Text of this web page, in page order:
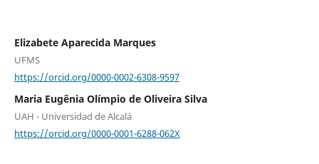
Elizabete Aparecida Marques
UFMS
https://orcid.org/0000-0002-6308-9597
Maria Eugênia Olímpio de Oliveira Silva
UAH - Universidad de Alcalá
https://orcid.org/0000-0001-6288-062X